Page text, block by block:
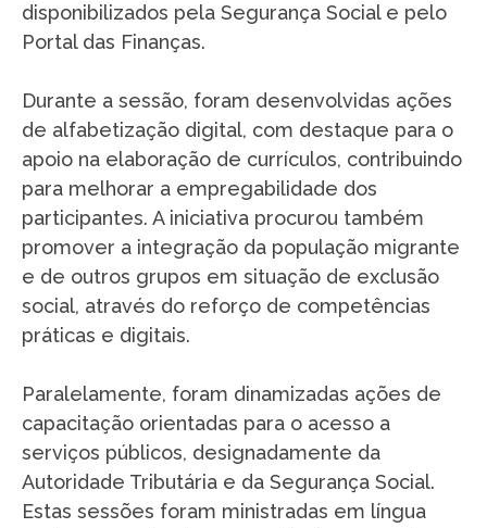
disponibilizados pela Segurança Social e pelo
Portal das Finanças.
Durante a sessão, foram desenvolvidas ações
de alfabetização digital, com destaque para o
apoio na elaboração de currículos, contribuindo
para melhorar a empregabilidade dos
participantes. A iniciativa procurou também
promover a integração da população migrante
e de outros grupos em situação de exclusão
social, através do reforço de competências
práticas e digitais.
Paralelamente, foram dinamizadas ações de
capacitação orientadas para o acesso a
serviços públicos, designadamente da
Autoridade Tributária e da Segurança Social.
Estas sessões foram ministradas em língua